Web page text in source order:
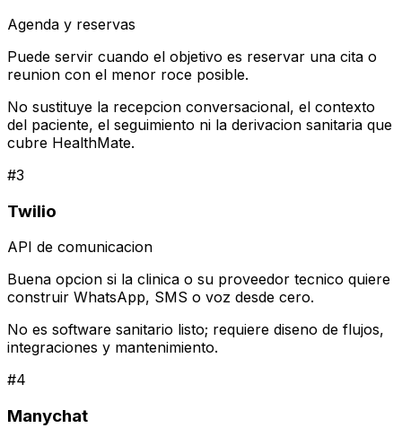
Agenda y reservas
Puede servir cuando el objetivo es reservar una cita o
reunion con el menor roce posible.
No sustituye la recepcion conversacional, el contexto
del paciente, el seguimiento ni la derivacion sanitaria que
cubre HealthMate.
#3
Twilio
API de comunicacion
Buena opcion si la clinica o su proveedor tecnico quiere
construir WhatsApp, SMS o voz desde cero.
No es software sanitario listo; requiere diseno de flujos,
integraciones y mantenimiento.
#4
Manychat